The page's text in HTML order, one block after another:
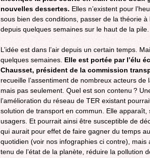
nouvelles dessertes. Elles n’existent pour
sous bien des conditions, passer de la théorie
depuis quelques semaines sur le haut de la pile.
L’idée est dans l’air depuis un certain temps.
quelques semaines. Elle est portée par l’élu
Chausset, président de la commission
recueille l’assentiment de nombreux acteurs
mais pas seulement. Quel est son contenu ?
l’amélioration du réseau de TER existant
solution de transport en commun. Elle
usagers. Et pourrait ainsi être susceptible de
qui aurait pour effet de faire gagner du temps
quotidien (voir nos infographies ci contre), mais
tenu de l’état de la planète, réduire la pollution